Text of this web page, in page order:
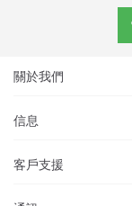
關於我們
信息
客戶支援